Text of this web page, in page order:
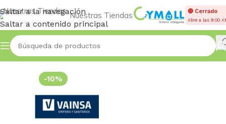
Saltar a la navegación
Saltar a contenido principal
Nuestras Tiendas 🔴 Cerrado
Abre a las 9:00
Inicio Accessories
-10%